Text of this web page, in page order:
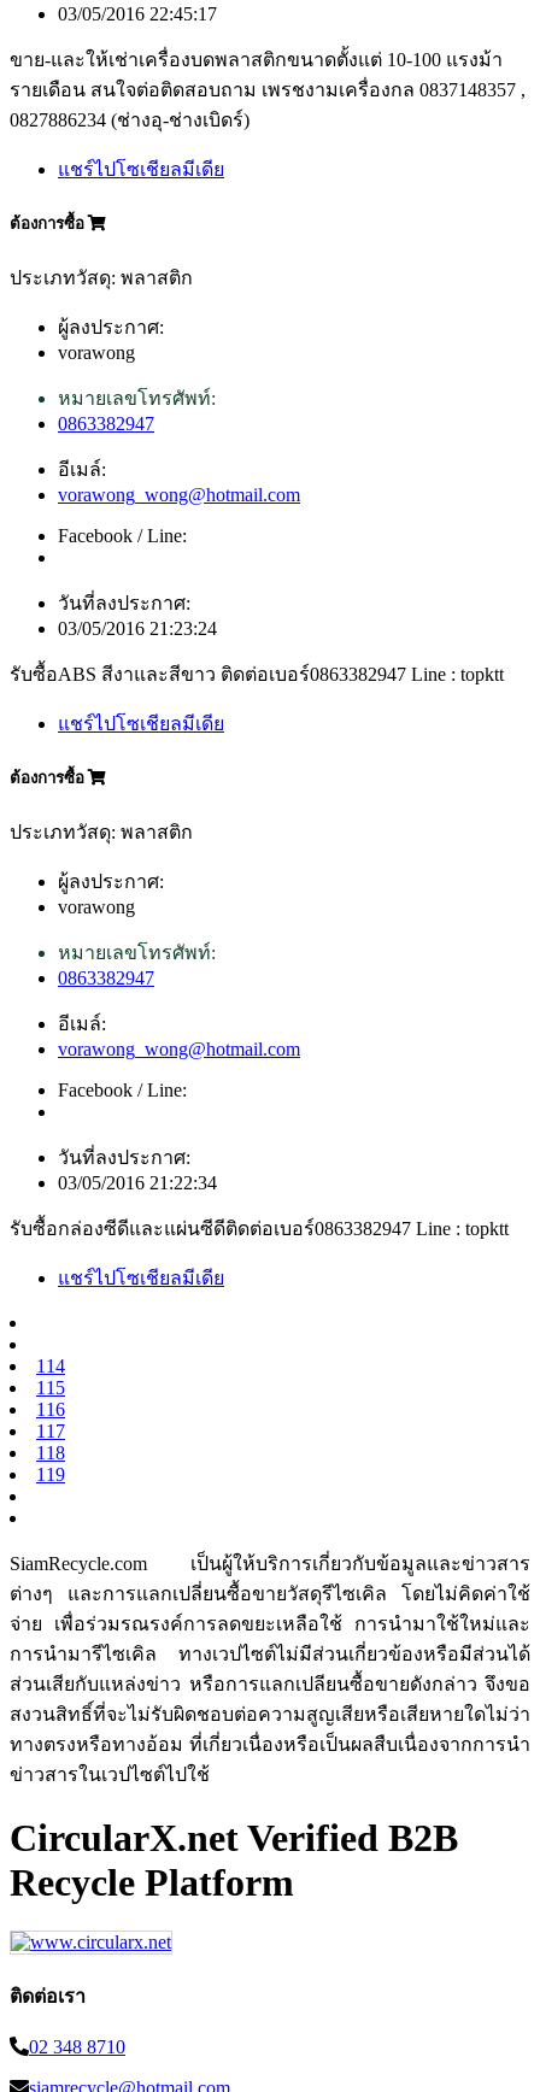
03/05/2016 22:45:17
ขาย-และให้เช่าเครื่องบดพลาสติกขนาดตั้งแต่ 10-100 แรงม้า
รายเดือน สนใจต่อติดสอบถาม เพรชงามเครื่องกล 0837148357 ,
0827886234 (ช่างอุ-ช่างเบิดร์)
แชร์ไปโซเชียลมีเดีย
ต้องการซื้อ
ประเภทวัสดุ: พลาสติก
ผู้ลงประกาศ:
vorawong
หมายเลขโทรศัพท์:
0863382947
อีเมล์:
vorawong_wong@hotmail.com
Facebook / Line:
วันที่ลงประกาศ:
03/05/2016 21:23:24
รับซื้อABS สีงาและสีขาว ติดต่อเบอร์0863382947 Line : topktt
แชร์ไปโซเชียลมีเดีย
ต้องการซื้อ
ประเภทวัสดุ: พลาสติก
ผู้ลงประกาศ:
vorawong
หมายเลขโทรศัพท์:
0863382947
อีเมล์:
vorawong_wong@hotmail.com
Facebook / Line:
วันที่ลงประกาศ:
03/05/2016 21:22:34
รับซื้อกล่องซีดีและแผ่นซีดีติดต่อเบอร์0863382947 Line : topktt
แชร์ไปโซเชียลมีเดีย
114
115
116
117
118
119
SiamRecycle.com เป็นผู้ให้บริการเกี่ยวกับข้อมูลและข่าวสาร
ต่างๆ และการแลกเปลี่ยนซื้อขายวัสดุรีไซเคิล โดยไม่คิดค่าใช้
จ่าย เพื่อร่วมรณรงค์การลดขยะเหลือใช้ การนำมาใช้ใหม่และ
การนำมารีไซเคิล ทางเวปไซต์ไม่มีส่วนเกี่ยวข้องหรือมีส่วนได้
ส่วนเสียกับแหล่งข่าว หรือการแลกเปลียนซื้อขายดังกล่าว จึงขอ
สงวนสิทธิ์ที่จะไม่รับผิดชอบต่อความสูญเสียหรือเสียหายใดไม่ว่า
ทางตรงหรือทางอ้อม ที่เกี่ยวเนื่องหรือเป็นผลสืบเนื่องจากการนำ
ข่าวสารในเวปไซต์ไปใช้
CircularX.net Verified B2B
Recycle Platform
ติดต่อเรา
02 348 8710
siamrecycle@hotmail.com